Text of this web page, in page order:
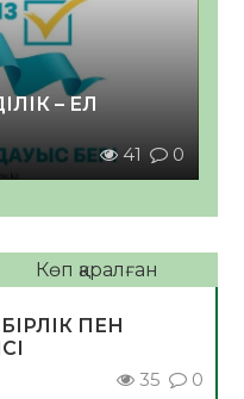
– ЕЛ
41 0
Көп қаралған
ПЕН
35 0